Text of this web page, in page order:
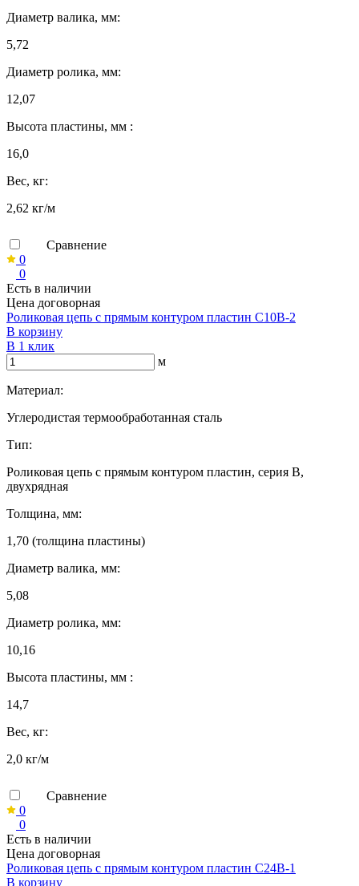
Диаметр валика, мм:
5,72
Диаметр ролика, мм:
12,07
Высота пластины, мм :
16,0
Вес, кг:
2,62 кг/м
Сравнение
0
0
Есть в наличии
Цена договорная
Роликовая цепь с прямым контуром пластин C10B-2
В корзину
В 1 клик
м
Материал:
Углеродистая термообработанная сталь
Тип:
Роликовая цепь с прямым контуром пластин, серия B,
двухрядная
Толщина, мм:
1,70 (толщина пластины)
Диаметр валика, мм:
5,08
Диаметр ролика, мм:
10,16
Высота пластины, мм :
14,7
Вес, кг:
2,0 кг/м
Сравнение
0
0
Есть в наличии
Цена договорная
Роликовая цепь с прямым контуром пластин C24B-1
В корзину